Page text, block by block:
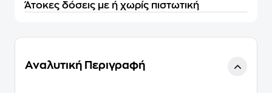
Άτοκες δόσεις με ή χωρίς πιστωτική
Αναλυτική Περιγραφή